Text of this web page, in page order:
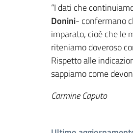
“I dati che
Donini- confermano
imparato, cioè che le
riteniamo doveroso
Rispetto alle
sappiamo come
Carmine Caputo